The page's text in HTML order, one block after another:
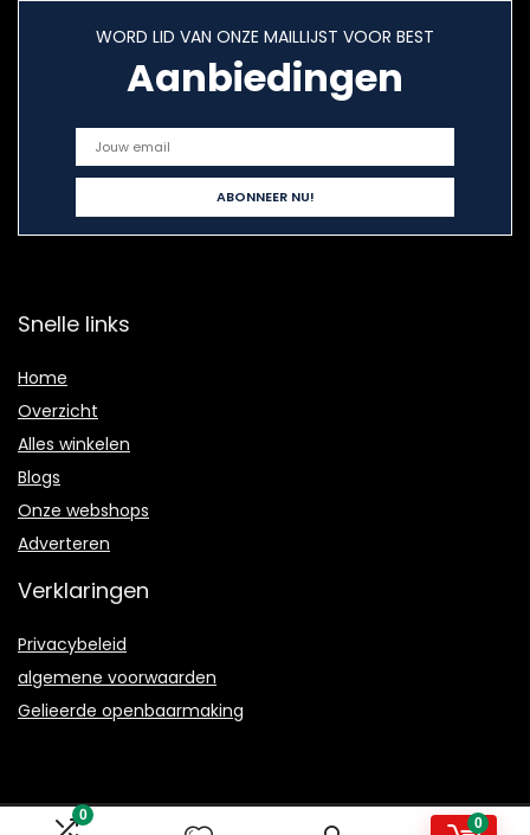
0
0
WORD LID VAN ONZE MAILLIJST VOOR BEST
Aanbiedingen
Snelle links
Home
Overzicht
Alles winkelen
Blogs
Onze webshops
Adverteren
Verklaringen
Privacybeleid
algemene voorwaarden
Gelieerde openbaarmaking